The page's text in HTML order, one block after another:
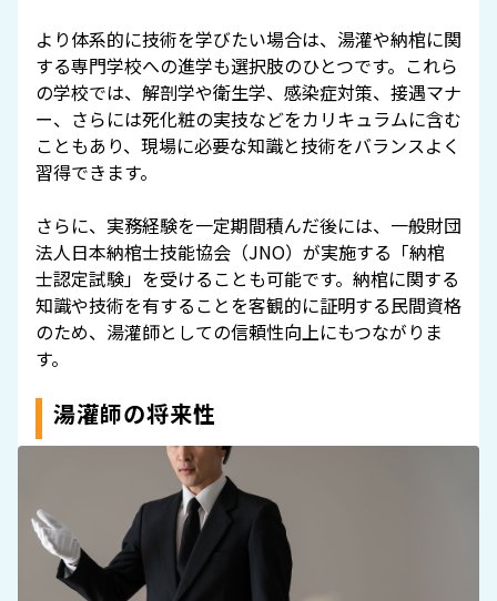
より体系的に技術を学びたい場合は、湯灌や納棺に関
する専門学校への進学も選択肢のひとつです。これら
の学校では、解剖学や衛生学、感染症対策、接遇マナ
ー、さらには死化粧の実技などをカリキュラムに含む
こともあり、現場に必要な知識と技術をバランスよく
習得できます。
さらに、実務経験を一定期間積んだ後には、一般財団
法人日本納棺士技能協会（JNO）が実施する「納棺
士認定試験」を受けることも可能です。納棺に関する
知識や技術を有することを客観的に証明する民間資格
のため、湯灌師としての信頼性向上にもつながりま
す。
湯灌師の将来性